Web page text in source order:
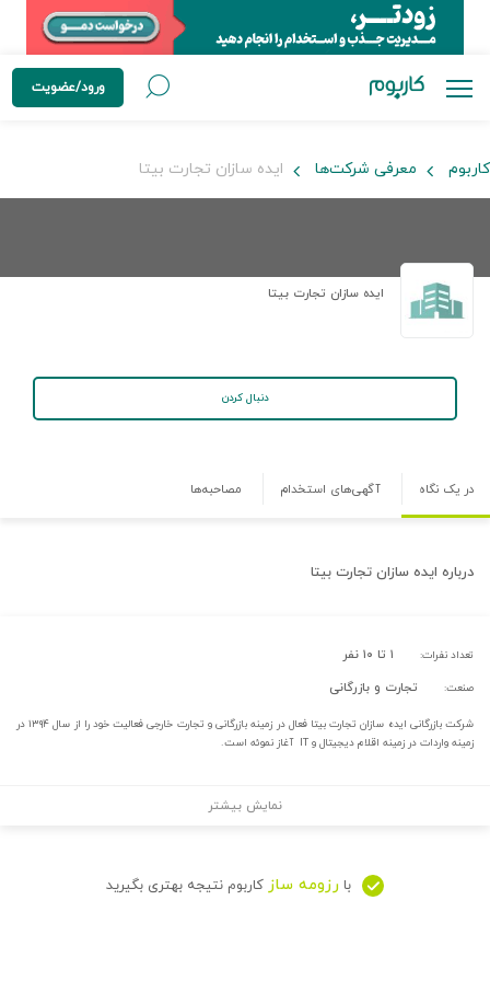
ورود/عضویت
کاربوم معرفی شرکت‌ها ایده سازان تجارت بیتا
ایده سازان تجارت بیتا
دنبال کردن
در یک نگاه آگهی‌های استخدام مصاحبه‌ها
درباره ایده سازان تجارت بیتا
تعداد نفرات: ۱ تا ۱۰ نفر
صنعت: تجارت و بازرگانی
شرکت بازرگانی ایده سازان تجارت بیتا فعال در زمینه بازرگانی و تجارت خارجی فعالیت خود را از سال ۱۳۹۴ در
زمینه واردات در زمینه اقلام دیجیتال و IT آغاز نموئه است.
نمایش بیشتر
با رزومه ساز کاربوم نتیجه بهتری بگیرید